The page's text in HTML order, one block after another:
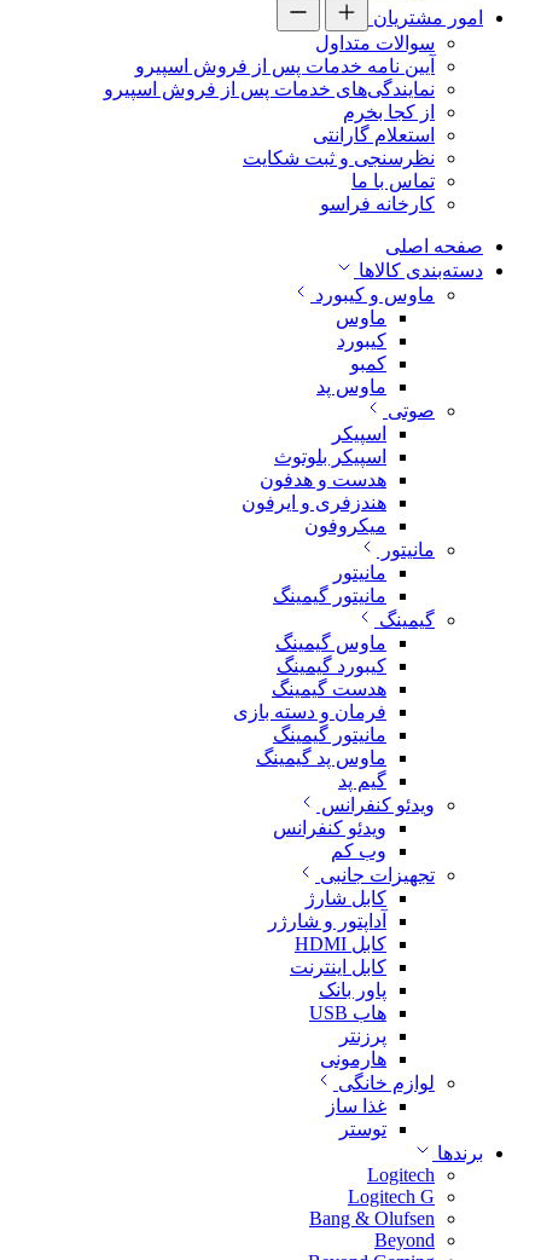
امور مشتریان
سوالات متداول
آیین نامه خدمات پس از فروش اسپیرو
نمایندگی‌های خدمات پس از فروش اسپیرو
از کجا بخرم
استعلام گارانتی
نظرسنجی و ثبت شکایت
تماس با ما
کارخانه فراسو
صفحه اصلی
دسته‌بندی کالاها
ماوس و کیبورد
ماوس
کیبورد
کمبو
ماوس پد
صوتی
اسپیکر
اسپیکر بلوتوث
هدست و هدفون
هندزفری و ایرفون
میکروفون
مانیتور
مانیتور
مانیتور گیمینگ
گیمینگ
ماوس گیمینگ
کیبورد گیمینگ
هدست گیمینگ
فرمان و دسته بازی
مانیتور گیمینگ
ماوس پد گیمینگ
گیم پد
ویدئو کنفرانس
ویدئو کنفرانس
وب کم
تجهیزات جانبی
کابل شارژ
آداپتور و شارژر
کابل HDMI
کابل اینترنت
پاور بانک
هاب USB
پرزنتر
هارمونی
لوازم خانگی
غذا ساز
توستر
برندها
Logitech
Logitech G
Bang & Olufsen
Beyond